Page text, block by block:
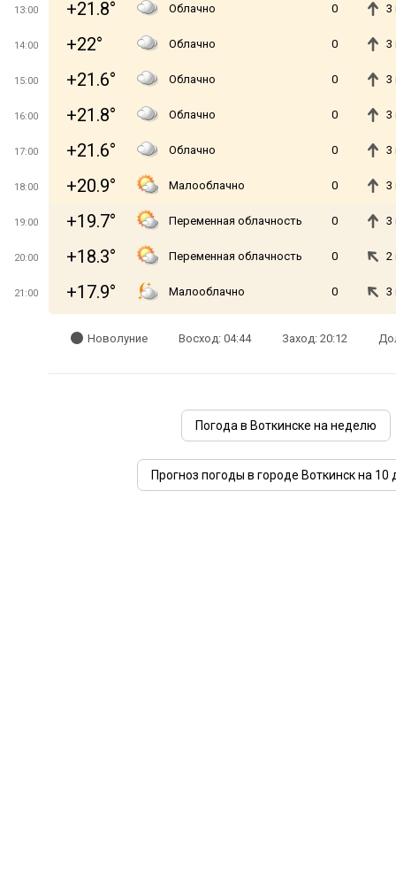
13:00 +21.8° Облачно 0 3
14:00 +22° Облачно 0 3
15:00 +21.6° Облачно 0 3
16:00 +21.8° Облачно 0 3
17:00 +21.6° Облачно 0 3
18:00 +20.9° Малооблачно 0 3
19:00 +19.7° Переменная облачность 0 3
20:00 +18.3° Переменная облачность 0 2
21:00 +17.9° Малооблачно 0 3
Новолуние Восход: 04:44 Заход: 20:12
Погода в Воткинске на неделю
Прогноз погоды в городе Воткинск на 10